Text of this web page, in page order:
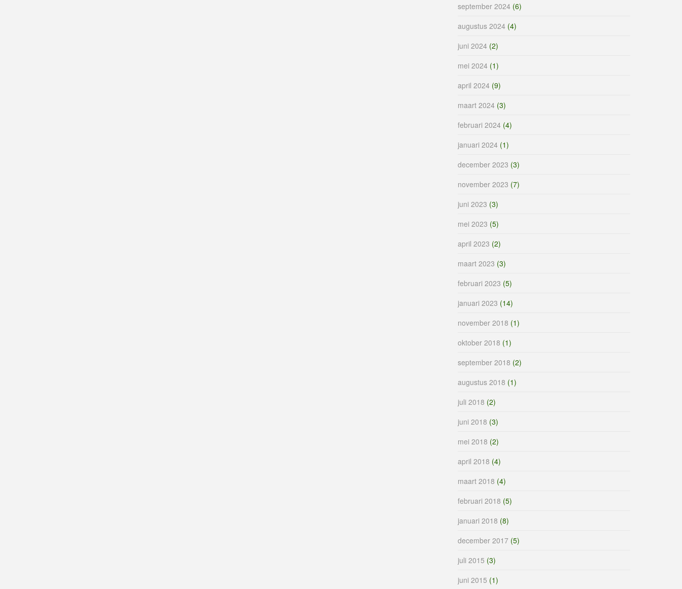
september 2024 (6)
augustus 2024 (4)
juni 2024 (2)
mei 2024 (1)
april 2024 (9)
maart 2024 (3)
februari 2024 (4)
januari 2024 (1)
december 2023 (3)
november 2023 (7)
juni 2023 (3)
mei 2023 (5)
april 2023 (2)
maart 2023 (3)
februari 2023 (5)
januari 2023 (14)
november 2018 (1)
oktober 2018 (1)
september 2018 (2)
augustus 2018 (1)
juli 2018 (2)
juni 2018 (3)
mei 2018 (2)
april 2018 (4)
maart 2018 (4)
februari 2018 (5)
januari 2018 (8)
december 2017 (5)
juli 2015 (3)
juni 2015 (1)